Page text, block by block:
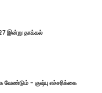
இன்று தாக்கல்
வேண்டும் – குஷ்பு எச்சரிக்கை